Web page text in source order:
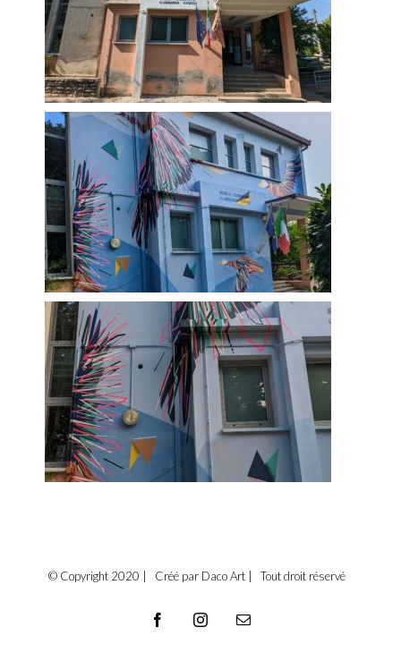
© Copyright 2020 | Créé par Daco Art | Tout droit réservé
FacebookInstagramEmail